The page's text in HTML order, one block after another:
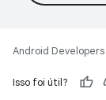
Android Developers
Isso foi útil?